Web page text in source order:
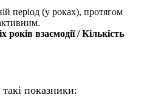
період (у роках), протягом
років взаємодії / Кількість
показники: